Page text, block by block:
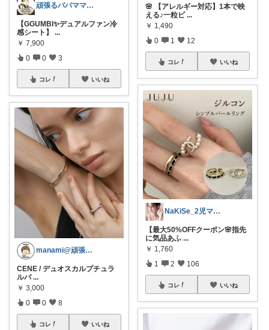
頑張るパパママ応援隊@育児・子供用品紹介
【GGUMBI✨デュアルファン冷
感シート】
...
￥ 7,900
0 0 3
コレ いいね
manami@頑張らない
CENE / デュオスカルプチュラ
ルバ ...
￥ 3,000
0 0 8
コレ いいね
🌸 【アレルギー対応】1本で映
える♪一粒ビ ...
￥ 1,490
0 1 12
コレ いいね
NaKiSe_2児ママ🌸訪問感謝です
【最大50%OFFクーポン🌸指先
に気品あふ ...
￥ 1,760
1 2 106
コレ いいね